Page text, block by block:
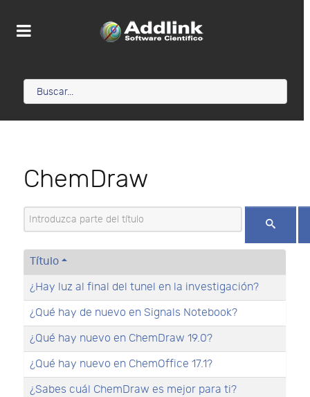
ChemDraw
Introduzca parte del título
Título
¿Hay luz al final del tunel en la investigación?
¿Qué hay de nuevo en Signals Notebook?
¿Qué hay nuevo en ChemDraw 19.0?
¿Qué hay nuevo en ChemOffice 17.1?
¿Sabes cuál ChemDraw es mejor para ti?